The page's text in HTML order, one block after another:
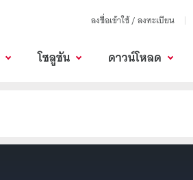
ลงชื่อเข้าใช้ / ลงทะเบียน
โซลูชัน ดาวน์โหลด